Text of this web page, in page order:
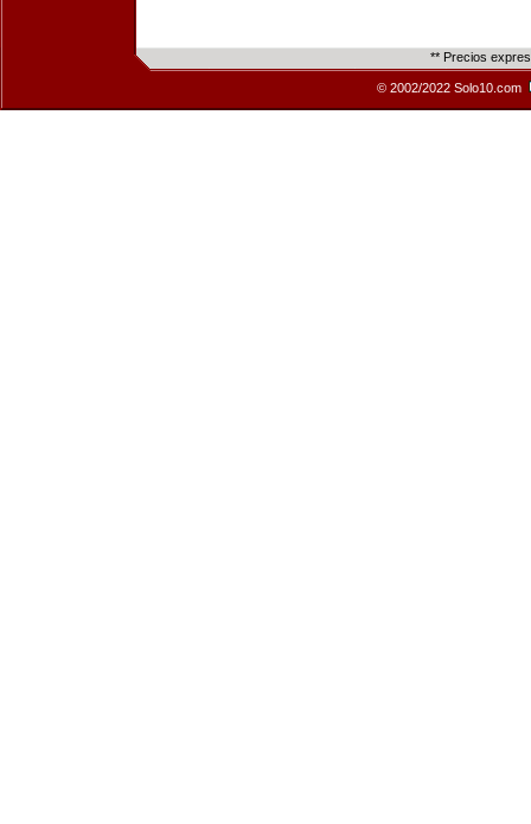
** Precios
© 2002/2022 Solo10.com